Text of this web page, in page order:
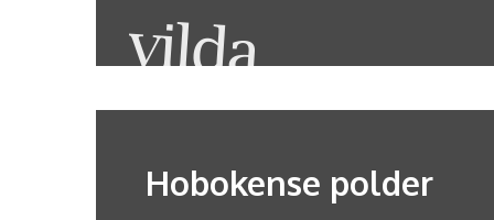
Hobokense polder